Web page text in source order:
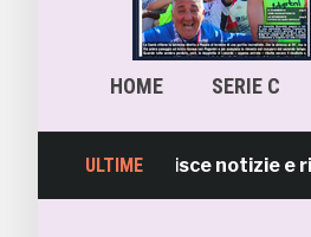
HOME SERIE C
ULTIME
Samb smentisce notizie e